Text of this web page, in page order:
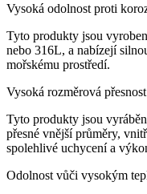
Vysoká odolnost proti
Tyto produkty jsou
nebo 316L, a nabízejí
mořskému prostředí.
Vysoká rozměrová přesnost
Tyto produkty jsou
přesné vnější průměry,
spolehlivé uchycení a
Odolnost vůči vysokým